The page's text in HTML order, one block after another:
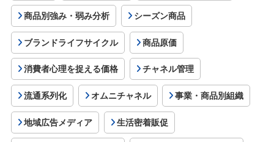
商品別強み・弱み分析 シーズン商品
ブランドライフサイクル 商品原価
消費者心理を捉える価格 チャネル管理
流通系列化 オムニチャネル 事業・商品別組織
地域広告メディア 生活密着販促